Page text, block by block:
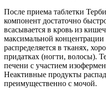
После приема таблетки
компонент достаточно
всасывается в кровь из
максимальной
распределяется в тканях,
придатках (ногти, волосы).
печени с участием
Неактивные продукты
преимущественно с мочой.